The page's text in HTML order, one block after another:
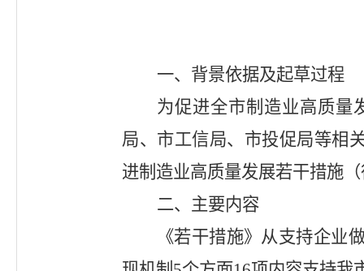
一、背景依据及起草过程
为促进全市制造业高质量
局、市工信局、 市投促局等相
进制造业高质量发展若干措施
二、主要内容
《若干措施》从支持企业